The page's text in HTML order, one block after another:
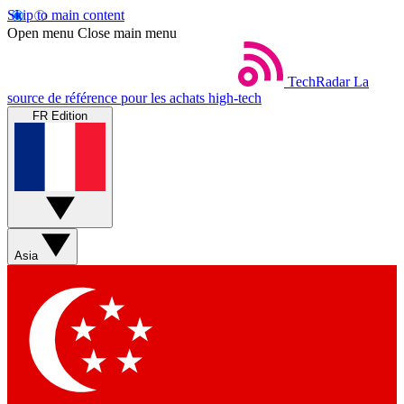
Skip to main content
Open menu Close main menu
TechRadar La
source de référence pour les achats high-tech
FR Edition
Asia